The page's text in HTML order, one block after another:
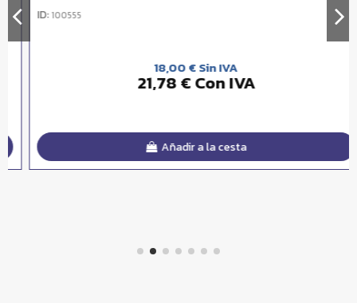
ID: 100555
18,00 € Sin IVA
21,78 € Con IVA
Añadir a la cesta